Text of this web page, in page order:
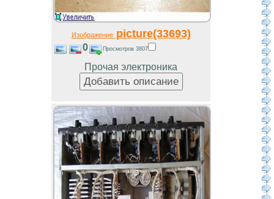
Изображениеpicture(33693)
0 Просмотров 3807
Прочая электроника